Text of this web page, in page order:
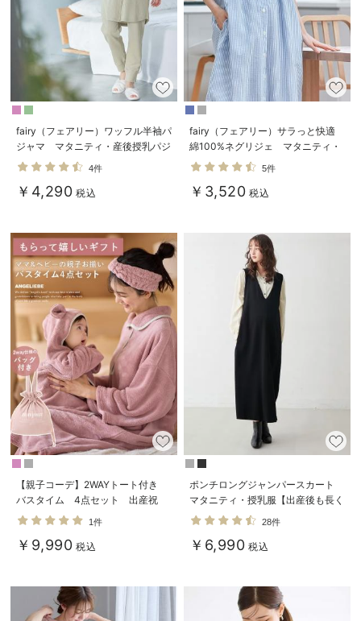
fairy（フェアリー）ワッフル半袖パ
ジャマ マタニティ・産後授乳パジ
ャマ【出産後も長く使える】
4件
￥4,290 税込
fairy（フェアリー）サラっと快適
綿100%ネグリジェ マタニティ・
産後授乳パジャマ【出産後も長く使
5件
￥3,520 税込
【親子コーデ】2WAYトート付き
バスタイム 4点セット 出産祝
い マタニティ・産後
1件
￥9,990 税込
ポンチロングジャンパースカート
マタニティ・授乳服【出産後も長く
使える】
28件
￥6,990 税込